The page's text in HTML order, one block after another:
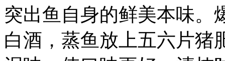
突出鱼自身的鲜美本味。
白酒，蒸鱼放上五六片猪